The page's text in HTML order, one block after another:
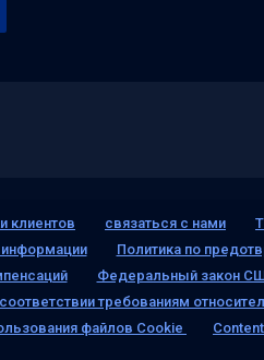
клиентов связаться с нами
Политика по
Федеральный закон
требованиям
файлов Cookie